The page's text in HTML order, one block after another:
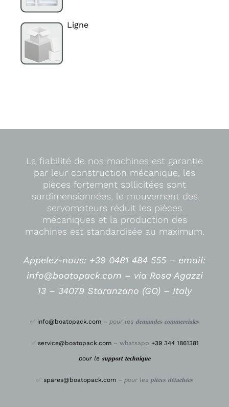
Ligne
La fiabilité de nos machines est garantie
par leur construction mécanique, les
pièces fortement sollicitées sont
surdimensionnées, le mouvement des
servomoteurs réduit les pièces
mécaniques et la production des
machines est standardisée au maximum.
Appelez-nous: +39 0481 484 555 – email:
info@boatopack.com – via Rosa Agazzi
13 – 34079 Staranzano (GO) – Italy
✅ info@boatopack.com – pour les 𝐝𝐞𝐦𝐚𝐧𝐝𝐞𝐬 𝐜𝐨𝐦𝐦𝐞𝐫𝐜𝐢𝐚𝐥𝐞𝐬
✅ service@boatopack.com– whatsapp +39 344 1861381
pour le 𝐬𝐮𝐩𝐩𝐨𝐫𝐭 𝐭𝐞𝐜𝐡𝐧𝐢𝐪𝐮𝐞
✅ spares@boatopack.com – pour les 𝐩𝐢𝐞̀𝐜𝐞𝐬 𝐝𝐞́𝐭𝐚𝐜𝐡𝐞́𝐞𝐬